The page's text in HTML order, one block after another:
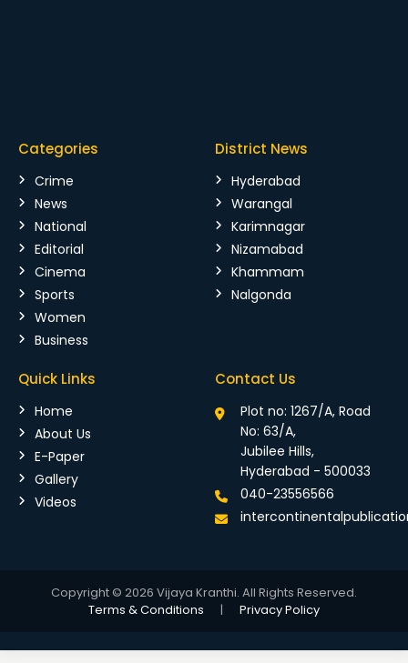
Categories
Crime
News
National
Editorial
Cinema
Sports
Women
Business
District News
Hyderabad
Warangal
Karimnagar
Nizamabad
Khammam
Nalgonda
Quick Links
Home
About Us
E-Paper
Gallery
Videos
Contact Us
Plot no: 1267/A, Road
No: 63/A,
Jubilee Hills,
Hyderabad - 500033
040-23556566
Copyright © 2026 Vijaya Kranthi. All Rights Reserved.
Terms & Conditions
| Privacy Policy